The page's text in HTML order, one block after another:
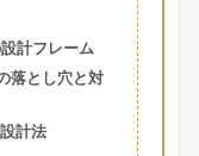
計フレーム
落とし穴と対
計法